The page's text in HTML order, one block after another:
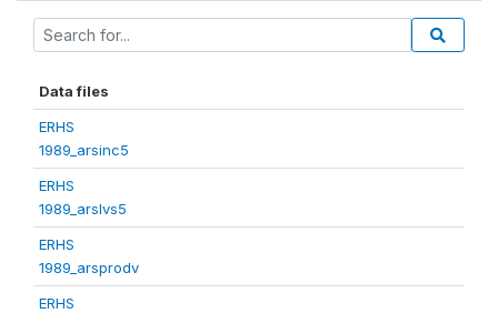
Data files
ERHS
1989_arsinc5
ERHS
1989_arslvs5
ERHS
1989_arsprodv
ERHS